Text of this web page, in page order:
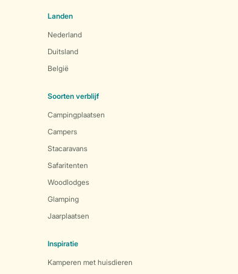
Landen
Nederland
Duitsland
België
Soorten verblijf
Campingplaatsen
Campers
Stacaravans
Safaritenten
Woodlodges
Glamping
Jaarplaatsen
Inspiratie
Kamperen met huisdieren